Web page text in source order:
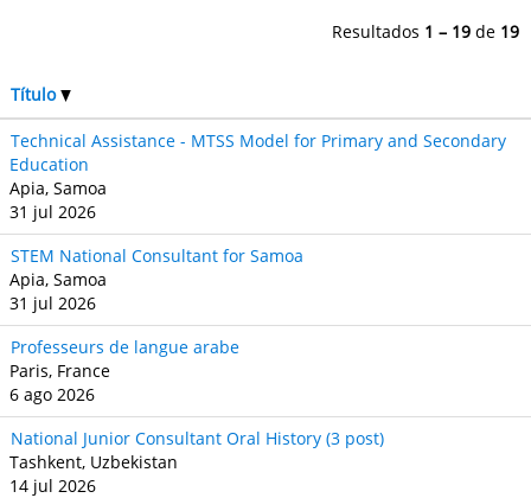
Resultados 1 – 19 de 19
Título
Technical Assistance - MTSS Model for Primary and Secondary
Education
Apia, Samoa
31 jul 2026
STEM National Consultant for Samoa
Apia, Samoa
31 jul 2026
Professeurs de langue arabe
Paris, France
6 ago 2026
National Junior Consultant Oral History (3 post)
Tashkent, Uzbekistan
14 jul 2026